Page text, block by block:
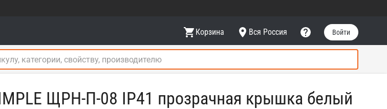
Корзина Вся Россия Войти
ЩРН-П-08 IP41 прозрачная крышка белый